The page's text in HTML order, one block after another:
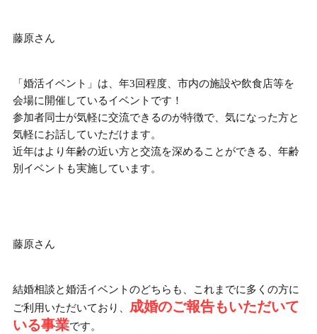
藤原さん
「婚活イベント」は、年3回程度、市内の施設や飲食店等を
会場に開催しているイベントです！
参加者同士が気軽に交流できるのが特徴で、気になった方と
気軽にお話していただけます。
近年はより年齢の近い方と交流を深めることができる、年齢
別イベントも実施しています。
藤原さん
結婚相談と婚活イベントのどちらも、これまでに多くの方に
ご利用いただいており、 成婚のご報告もいただいて
いる事業です。